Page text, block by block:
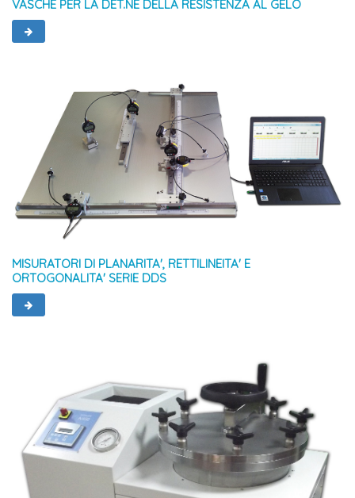
VASCHE PER LA DET.NE DELLA RESISTENZA AL GELO
MISURATORI DI PLANARITA', RETTILINEITA' E
ORTOGONALITA' SERIE DDS